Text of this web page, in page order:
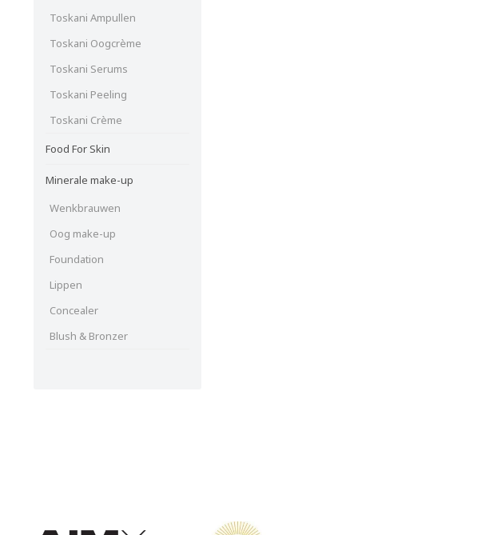
Toskani Ampullen
Toskani Oogcrème
Toskani Serums
Toskani Peeling
Toskani Crème
Food For Skin
Minerale make-up
Wenkbrauwen
Oog make-up
Foundation
Lippen
Concealer
Blush & Bronzer